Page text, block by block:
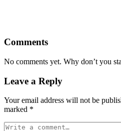
Comments
No comments yet. Why don’t you
Leave a Reply
Your email address will not be
marked *